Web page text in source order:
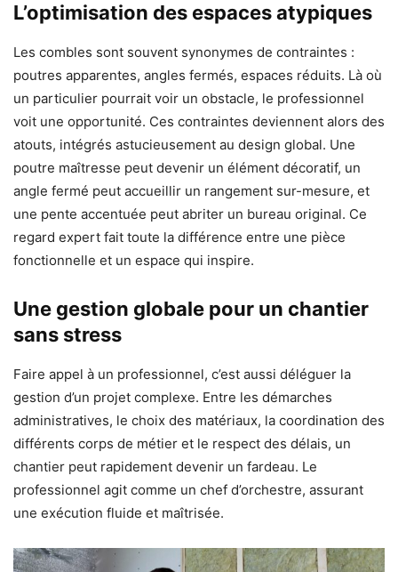
L’optimisation des espaces atypiques
Les combles sont souvent synonymes de contraintes :
poutres apparentes, angles fermés, espaces réduits. Là où
un particulier pourrait voir un obstacle, le professionnel
voit une opportunité. Ces contraintes deviennent alors des
atouts, intégrés astucieusement au design global. Une
poutre maîtresse peut devenir un élément décoratif, un
angle fermé peut accueillir un rangement sur-mesure, et
une pente accentuée peut abriter un bureau original. Ce
regard expert fait toute la différence entre une pièce
fonctionnelle et un espace qui inspire.
Une gestion globale pour un chantier
sans stress
Faire appel à un professionnel, c’est aussi déléguer la
gestion d’un projet complexe. Entre les démarches
administratives, le choix des matériaux, la coordination des
différents corps de métier et le respect des délais, un
chantier peut rapidement devenir un fardeau. Le
professionnel agit comme un chef d’orchestre, assurant
une exécution fluide et maîtrisée.